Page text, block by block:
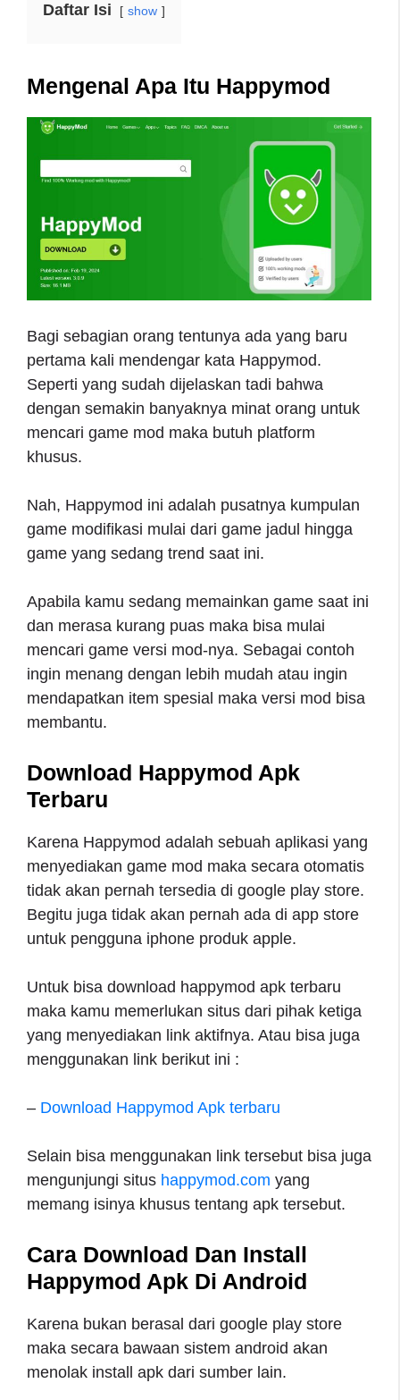
Daftar Isi show
Mengenal Apa Itu Happymod
Bagi sebagian orang tentunya ada yang baru
pertama kali mendengar kata Happymod.
Seperti yang sudah dijelaskan tadi bahwa
dengan semakin banyaknya minat orang untuk
mencari game mod maka butuh platform
khusus.
Nah, Happymod ini adalah pusatnya kumpulan
game modifikasi mulai dari game jadul hingga
game yang sedang trend saat ini.
Apabila kamu sedang memainkan game saat ini
dan merasa kurang puas maka bisa mulai
mencari game versi mod-nya. Sebagai contoh
ingin menang dengan lebih mudah atau ingin
mendapatkan item spesial maka versi mod bisa
membantu.
Download Happymod Apk
Terbaru
Karena Happymod adalah sebuah aplikasi yang
menyediakan game mod maka secara otomatis
tidak akan pernah tersedia di google play store.
Begitu juga tidak akan pernah ada di app store
untuk pengguna iphone produk apple.
Untuk bisa download happymod apk terbaru
maka kamu memerlukan situs dari pihak ketiga
yang menyediakan link aktifnya. Atau bisa juga
menggunakan link berikut ini :
– Download Happymod Apk terbaru
Selain bisa menggunakan link tersebut bisa juga
mengunjungi situs happymod.com yang
memang isinya khusus tentang apk tersebut.
Cara Download Dan Install
Happymod Apk Di Android
Karena bukan berasal dari google play store
maka secara bawaan sistem android akan
menolak install apk dari sumber lain.